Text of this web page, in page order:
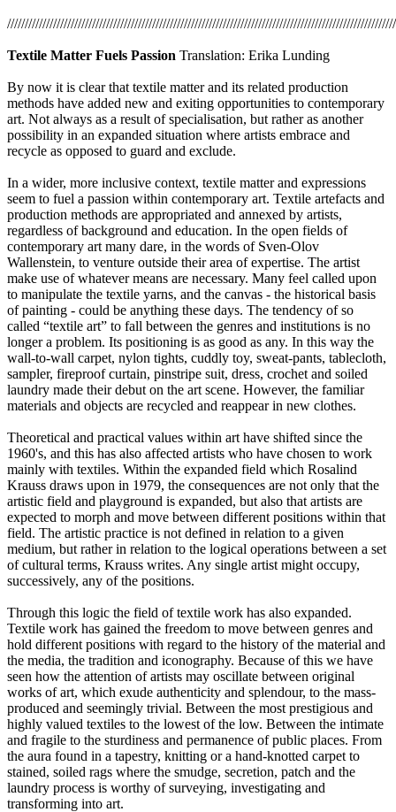
Textile Matter Fuels Passion Translation: Erika Lunding
By now it is clear that textile matter and its related production
methods have added new and exiting opportunities to contemporary
art. Not always as a result of specialisation, but rather as another
possibility in an expanded situation where artists embrace and
recycle as opposed to guard and exclude.
In a wider, more inclusive context, textile matter and expressions
seem to fuel a passion within contemporary art. Textile artefacts and
production methods are appropriated and annexed by artists,
regardless of background and education. In the open fields of
contemporary art many dare, in the words of Sven-Olov
Wallenstein, to venture outside their area of expertise. The artist
make use of whatever means are necessary. Many feel called upon
to manipulate the textile yarns, and the canvas - the historical basis
of painting - could be anything these days. The tendency of so
called “textile art” to fall between the genres and institutions is no
longer a problem. Its positioning is as good as any. In this way the
wall-to-wall carpet, nylon tights, cuddly toy, sweat-pants, tablecloth,
sampler, fireproof curtain, pinstripe suit, dress, crochet and soiled
laundry made their debut on the art scene. However, the familiar
materials and objects are recycled and reappear in new clothes.
Theoretical and practical values within art have shifted since the
1960's, and this has also affected artists who have chosen to work
mainly with textiles. Within the expanded field which Rosalind
Krauss draws upon in 1979, the consequences are not only that the
artistic field and playground is expanded, but also that artists are
expected to morph and move between different positions within that
field. The artistic practice is not defined in relation to a given
medium, but rather in relation to the logical operations between a set
of cultural terms, Krauss writes. Any single artist might occupy,
successively, any of the positions.
Through this logic the field of textile work has also expanded.
Textile work has gained the freedom to move between genres and
hold different positions with regard to the history of the material and
the media, the tradition and iconography. Because of this we have
seen how the attention of artists may oscillate between original
works of art, which exude authenticity and splendour, to the mass-
produced and seemingly trivial. Between the most prestigious and
highly valued textiles to the lowest of the low. Between the intimate
and fragile to the sturdiness and permanence of public places. From
the aura found in a tapestry, knitting or a hand-knotted carpet to
stained, soiled rags where the smudge, secretion, patch and the
laundry process is worthy of surveying, investigating and
transforming into art.